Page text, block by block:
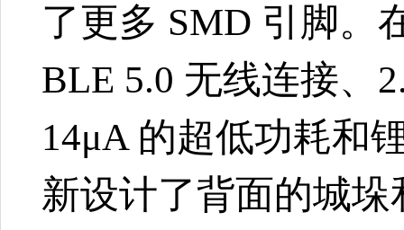
了更多 SMD 引脚。
BLE 5.0 无线连接、
14μA 的超低功耗和
新设计了背面的城垛